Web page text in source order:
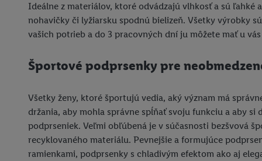
Ideálne z materiálov, ktoré odvádzajú vlhkosť a sú
nohavičky či lyžiarsku spodnú bielizeň. Všetky výrobky
vašich potrieb a do 3 pracovných dní ju môžete mať u
Športové podprsenky pre
Všetky ženy, ktoré športujú vedia, aký význam má
držania, aby mohla správne spĺňať svoju funkciu a aby
podprseniek. Veľmi obľúbená je v súčasnosti bezšvová
recyklovaného materiálu. Pevnejšie a formujúce
ramienkami, podprsenky s chladivým efektom ako aj